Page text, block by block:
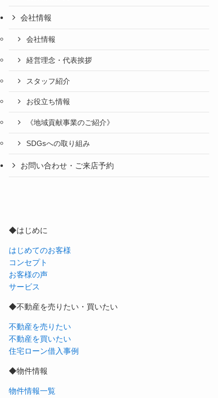
会社情報
会社情報
経営理念・代表挨拶
スタッフ紹介
お役立ち情報
《地域貢献事業のご紹介》
SDGsへの取り組み
お問い合わせ・ご来店予約
◆はじめに
はじめてのお客様
コンセプト
お客様の声
サービス
◆不動産を売りたい・買いたい
不動産を売りたい
不動産を買いたい
住宅ローン借入事例
◆物件情報
物件情報一覧